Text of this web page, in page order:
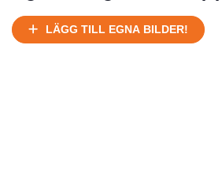
LÄGG TILL EGNA BILDER!